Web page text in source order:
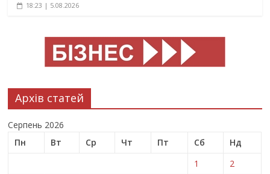
18:23 | 5.08.2026
Архів статей
Серпень 2026
Пн
Вт Ср Чт Пт Сб
Нд
1
2